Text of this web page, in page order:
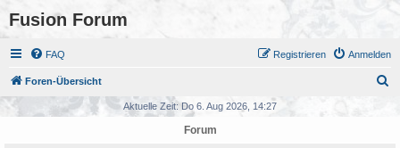
Fusion Forum
FAQ Anmelden
Registrieren
Foren-Übersicht
Aktuelle Zeit: Do 6. Aug 2026, 14:27
Forum